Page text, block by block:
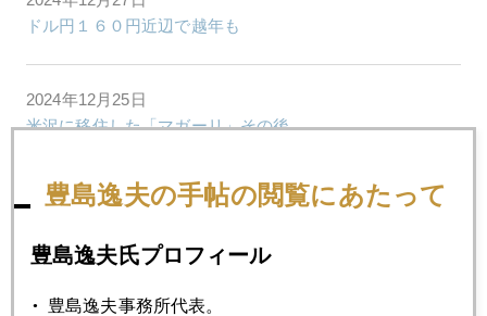
ドル円１６０円近辺で越年も
2024年12月25日
米沢に移住した「マガーリ」その後
2024年12月24日
2024年12月23日
豊島逸夫の手帖の閲覧にあたって
豊島逸夫氏プロフィール
豊島逸夫事務所代表。